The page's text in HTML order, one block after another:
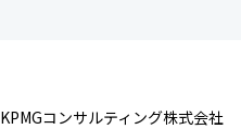
KPMGコンサルティング株式会社